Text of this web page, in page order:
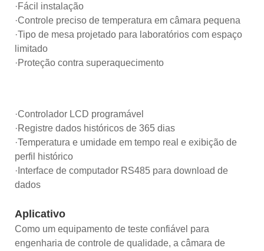
·Fácil instalação
·Controle preciso de temperatura em câmara pequena
·Tipo de mesa projetado para laboratórios com espaço
limitado
·Proteção contra superaquecimento
·Controlador LCD programável
·Registre dados históricos de 365 dias
·Temperatura e umidade em tempo real e exibição de
perfil histórico
·Interface de computador RS485 para download de
dados
Aplicativo
Como um equipamento de teste confiável para
engenharia de controle de qualidade, a câmara de